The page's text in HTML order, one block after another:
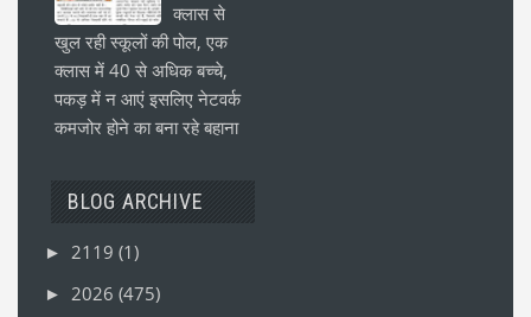
क्लास से
खुल रही स्कूलों की पोल, एक
क्लास में 40 से अधिक बच्चे,
पकड़ में न आएं इसलिए नेटवर्क
कमजोर होने का बना रहे बहाना
BLOG ARCHIVE
► 2119 (1)
► 2026 (475)